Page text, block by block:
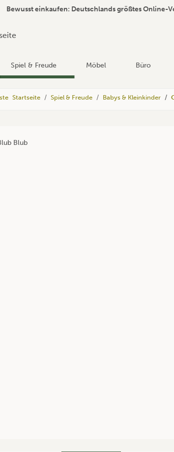
Bewusst einkaufen: Deutschlands größtes
Spiel & Freude Möbel Büro
Startseite Spiel & Freude Babys & Kleinkinder